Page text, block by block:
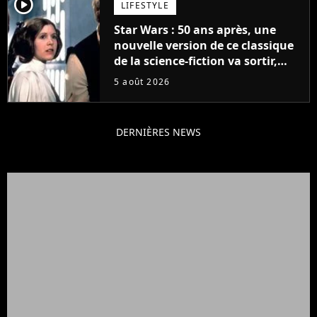
LIFESTYLE
Star Wars : 50 ans après, une
nouvelle version de ce classique
de la science-fiction va sortir,
mais on ne la verra jamais en
5 août 2026
DERNIÈRES NEWS